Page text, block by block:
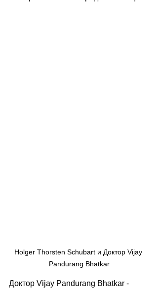
Holger Thorsten Schubart и Доктор Vijay
Pandurang Bhatkar
Доктор Vijay Pandurang Bhatkar -